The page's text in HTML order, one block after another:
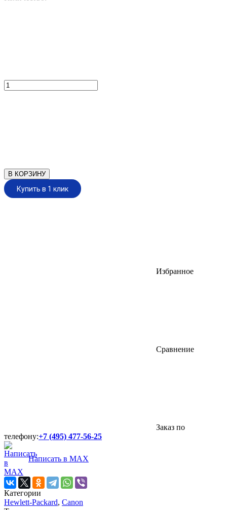
В КОРЗИНУ
Купить в 1 клик
Избранное
Сравнение
Заказ по
телефону:+7 (495) 477-56-25
Написать в MAX
Категории
Hewlett-Packard, Canon